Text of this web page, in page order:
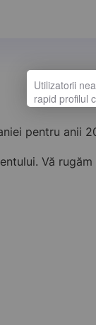
pentru anii
Vă